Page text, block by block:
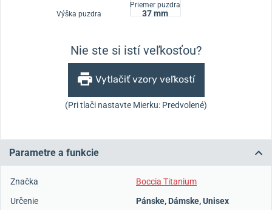
Výška puzdra
Priemer puzdra
37 mm
Nie ste si istí veľkosťou?
Vytlačiť vzory veľkostí
(Pri tlači nastavte Mierku: Predvolené)
Parametre a funkcie
Značka
Boccia Titanium
Určenie
Pánske, Dámske,Unisex